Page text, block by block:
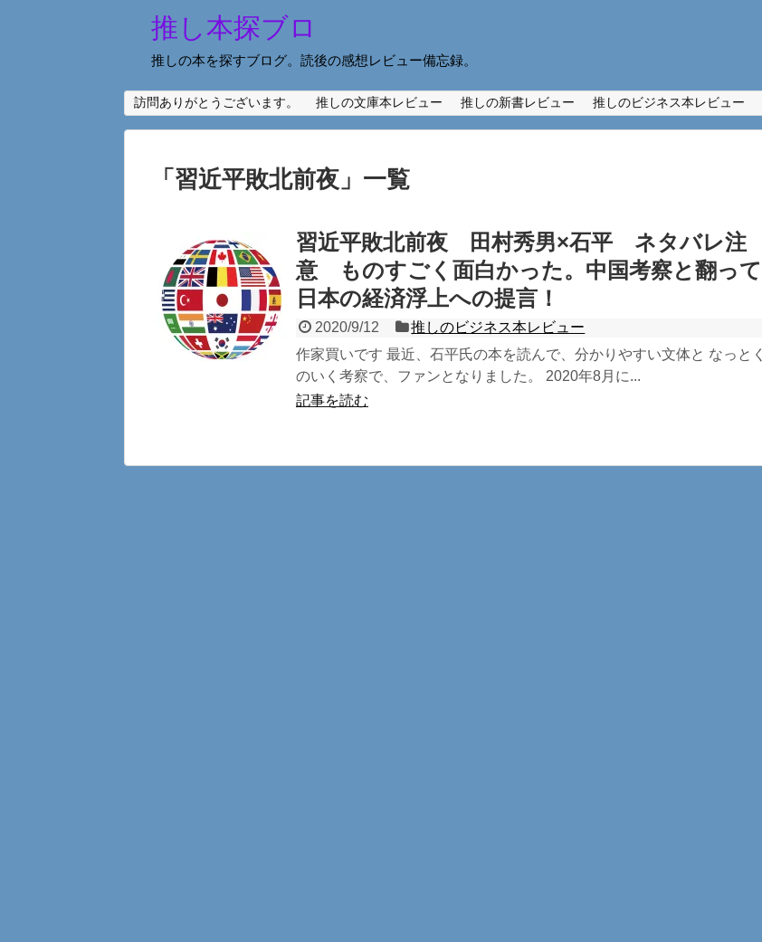
推し本探ブロ
推しの本を探すブログ。読後の感想レビュー備忘録。
訪問ありがとうございます。 推しの文庫本レビュー 推しの新書レビュー 推しのビジネス本レビュー
「 習近平敗北前夜 」 一覧
習近平敗北前夜 田村秀男×石平 ネタバレ注
意 ものすごく面白かった。中国考察と翻って
日本の経済浮上への提言！
2020/9/12
推しのビジネス本レビュー
作家買いです 最近、石平氏の本を読んで、分かりやすい文体と なっとく
のいく考察で、ファンとなりました。 2020年8月に...
記事を読む